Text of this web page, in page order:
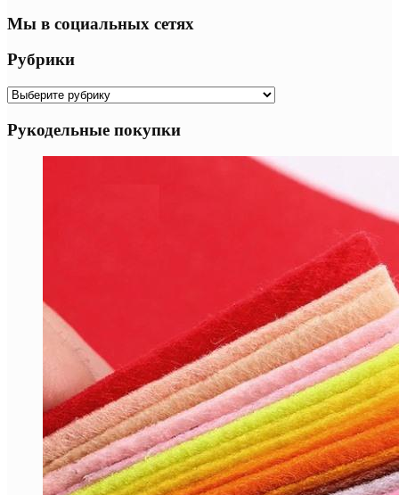
Мы в социальных сетях
Рубрики
Рубрики
Рукодельные покупки